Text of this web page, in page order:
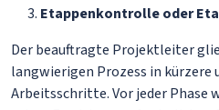
Etappenkontrolle oder
Der beauftragte Projektleiter
langwierigen Prozess in kürzere
Arbeitsschritte. Vor jeder Phase